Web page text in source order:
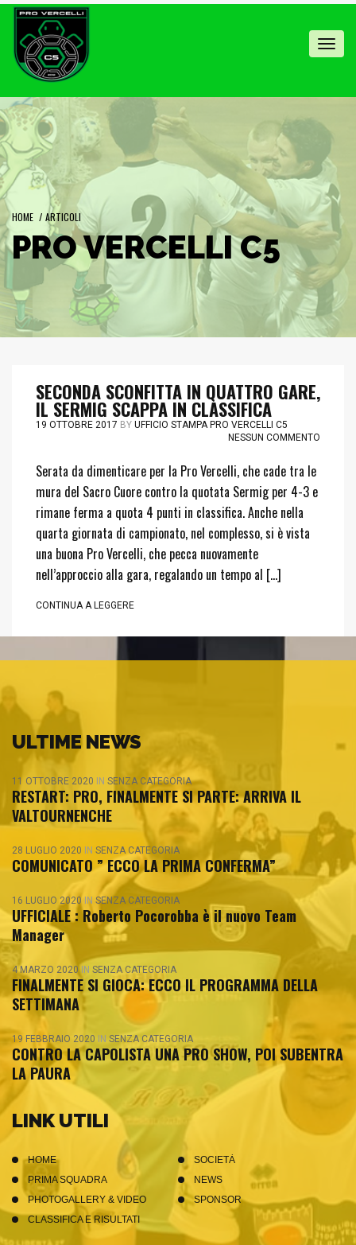
HOME / ARTICOLI
PRO VERCELLI C5
SECONDA SCONFITTA IN QUATTRO GARE,
IL SERMIG SCAPPA IN CLASSIFICA
19 OTTOBRE 2017 BY UFFICIO STAMPA PRO VERCELLI C5
NESSUN COMMENTO
Serata da dimenticare per la Pro Vercelli, che cade tra le
mura del Sacro Cuore contro la quotata Sermig per 4-3 e
rimane ferma a quota 4 punti in classifica. Anche nella
quarta giornata di campionato, nel complesso, si è vista
una buona Pro Vercelli, che pecca nuovamente
nell’approccio alla gara, regalando un tempo al […]
CONTINUA A LEGGERE
ULTIME NEWS
11 OTTOBRE 2020 IN SENZA CATEGORIA
RESTART: PRO, FINALMENTE SI PARTE: ARRIVA IL
VALTOURNENCHE
28 LUGLIO 2020 IN SENZA CATEGORIA
COMUNICATO ” ECCO LA PRIMA CONFERMA”
16 LUGLIO 2020 IN SENZA CATEGORIA
UFFICIALE : Roberto Pocorobba è il nuovo Team
Manager
4 MARZO 2020 IN SENZA CATEGORIA
FINALMENTE SI GIOCA: ECCO IL PROGRAMMA DELLA
SETTIMANA
19 FEBBRAIO 2020 IN SENZA CATEGORIA
CONTRO LA CAPOLISTA UNA PRO SHOW, POI SUBENTRA
LA PAURA
LINK UTILI
HOME
SOCIETÀ
PRIMA SQUADRA
NEWS
PHOTOGALLERY & VIDEO
SPONSOR
CLASSIFICA E RISULTATI